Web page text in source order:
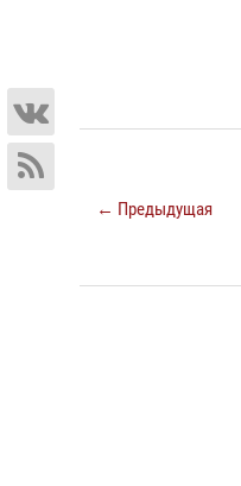
← Предыдущая